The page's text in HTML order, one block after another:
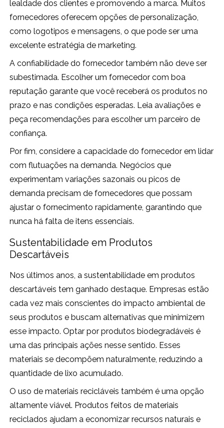
lealdade dos clientes e promovendo a marca. Muitos
fornecedores oferecem opções de personalização,
como logotipos e mensagens, o que pode ser uma
excelente estratégia de marketing.
A confiabilidade do fornecedor também não deve ser
subestimada. Escolher um fornecedor com boa
reputação garante que você receberá os produtos no
prazo e nas condições esperadas. Leia avaliações e
peça recomendações para escolher um parceiro de
confiança.
Por fim, considere a capacidade do fornecedor em lidar
com flutuações na demanda. Negócios que
experimentam variações sazonais ou picos de
demanda precisam de fornecedores que possam
ajustar o fornecimento rapidamente, garantindo que
nunca há falta de itens essenciais.
Sustentabilidade em Produtos
Descartáveis
Nos últimos anos, a sustentabilidade em produtos
descartáveis tem ganhado destaque. Empresas estão
cada vez mais conscientes do impacto ambiental de
seus produtos e buscam alternativas que minimizem
esse impacto. Optar por produtos biodegradáveis é
uma das principais ações nesse sentido. Esses
materiais se decompõem naturalmente, reduzindo a
quantidade de lixo acumulado.
O uso de materiais recicláveis também é uma opção
altamente viável. Produtos feitos de materiais
reciclados ajudam a economizar recursos naturais e